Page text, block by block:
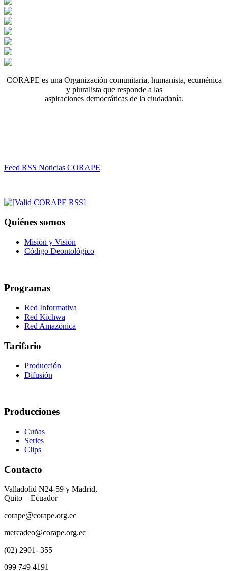
CORAPE es una Organización comunitaria, humanista, ecuménica
y pluralista que responde a las
aspiraciones democráticas de la ciudadanía.
Feed RSS Noticias CORAPE
Quiénes somos
Misión y Visión
Código Deontológico
Programas
Red Informativa
Red Kichwa
Red Amazónica
Tarifario
Producción
Difusión
Producciones
Cuñas
Series
Clips
Contacto
Valladolid N24-59 y Madrid,
Quito – Ecuador
corape@corape.org.ec
mercadeo@corape.org.ec
(02) 2901- 355
099 749 4191